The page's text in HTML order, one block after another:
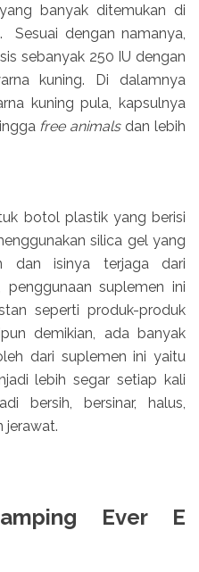
banyak ditemukan di
Sesuai dengan namanya,
sebanyak 250 IU dengan
kuning. Di dalamnya
kuning pula, kapsulnya
free animals dan lebih
botol plastik yang berisi
silica gel yang
dan isinya terjaga dari
penggunaan suplemen ini
seperti produk-produk
demikian, ada banyak
dari suplemen ini yaitu
lebih segar setiap kali
bersih, bersinar, halus,
jerawat.
Ever E